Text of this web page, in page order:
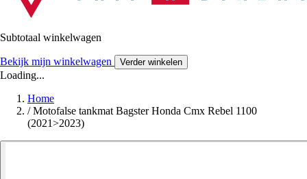
Subtotaal winkelwagen
Bekijk mijn winkelwagen Verder winkelen
Loading...
Home
/ Motofalse tankmat Bagster Honda Cmx Rebel 1100
(2021>2023)